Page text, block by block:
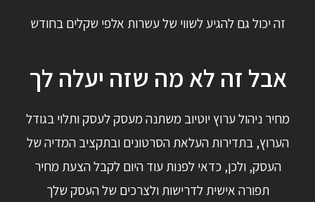
זה יכול גם להגיע לשווי של עשרות אלפי שקלים בחודש
אבל זה לא מה שזה יעלה לך
מחיר ניהול ערוץ יוטיוב משתנה מעסק לעסק ותלוי בגודל
הערוץ, בתדירות העלאת הסרטונים ובתקציב המדיה של
העסק, ולכן, כדאי לפנות עוד היום לקבל הצעת מחיר
תפורה אישית לדרישות ולצרכים של העסק שלך